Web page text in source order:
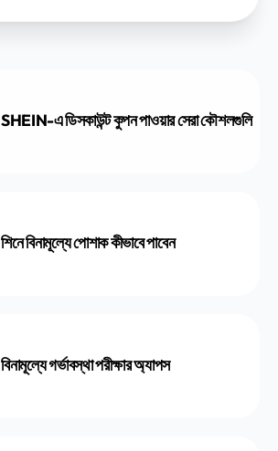
SHEIN-এ ডিসকাউন্ট কুপন পাওয়ার সেরা কৌশলগুলি
শিনে বিনামূল্যে পোশাক কীভাবে পাবেন
বিনামূল্যে গর্ভাবস্থা পরীক্ষার অ্যাপস